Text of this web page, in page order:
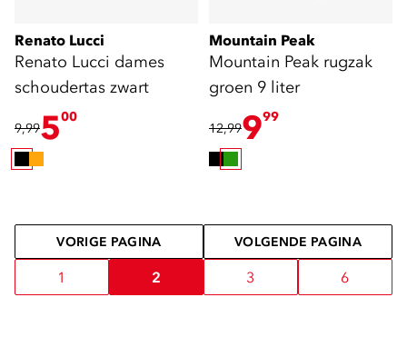
Renato Lucci
Renato Lucci dames
schoudertas zwart
9,99500
Mountain Peak
Mountain Peak rugzak
groen 9 liter
12,99999
VORIGE PAGINA VOLGENDE PAGINA
1 2 3 6